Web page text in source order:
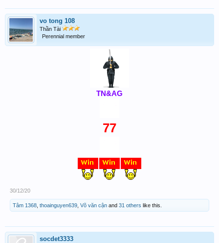
vo tong 108
Thần Tài
Perennial member
TN&AG
77
30/12/20
Tâm 1368 thoainguyen639 Võ văn cận and 31 others like this.
socdet3333